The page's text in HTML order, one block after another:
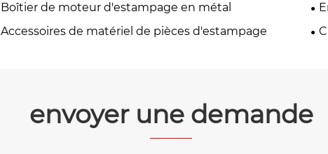
Boîtier de moteur d'estampage en métal
Accessoires de matériel de pièces d'estampage
envoyer une demande